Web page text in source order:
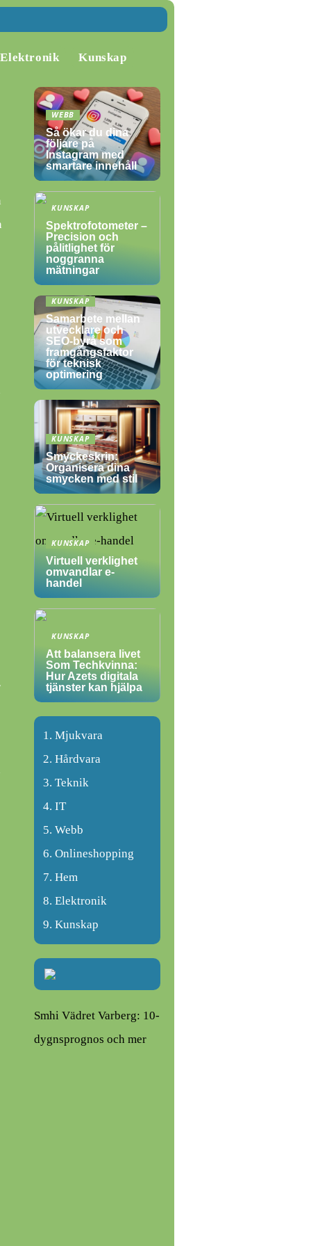
Elektronik Kunskap
WEBB
Så ökar du dina
följare på
Instagram med
smartare innehåll
KUNSKAP
Spektrofotometer –
Precision och
pålitlighet för
noggranna
mätningar
KUNSKAP
Samarbete mellan
utvecklare och
SEO-byrå som
framgångsfaktor
för teknisk
optimering
KUNSKAP
Smyckeskrin:
Organisera dina
smycken med stil
KUNSKAP
Virtuell verklighet
omvandlar e-
handel
KUNSKAP
Att balansera livet
Som Techkvinna:
Hur Azets digitala
tjänster kan hjälpa
Mjukvara
Hårdvara
Teknik
IT
Webb
Onlineshopping
Hem
Elektronik
Kunskap
Smhi Vädret Varberg: 10-
dygnsprognos och mer